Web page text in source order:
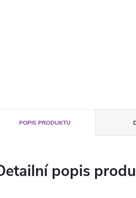
POPIS PRODUKTU
popis